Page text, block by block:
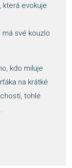
která evokuje
má své kouzlo
kdo miluje
na krátké
tohle